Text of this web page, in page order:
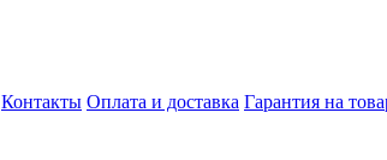
Контакты Оплата и доставка Гарантия на